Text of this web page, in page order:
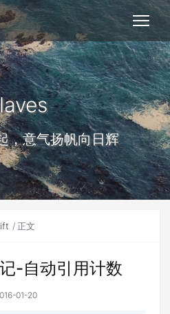
，意气扬帆向日辉
正文
-自动引用计数
01-20